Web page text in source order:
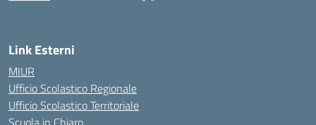
Link Esterni
MIUR
Ufficio Scolastico Regionale
Ufficio Scolastico Territoriale